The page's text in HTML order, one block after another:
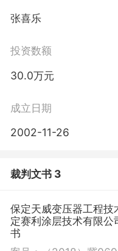
张喜乐
投资数额
30.0万元
成立日期
2002-11-26
裁判文书 3
保定天威变压器工程
定赛利涂层技术有限
书